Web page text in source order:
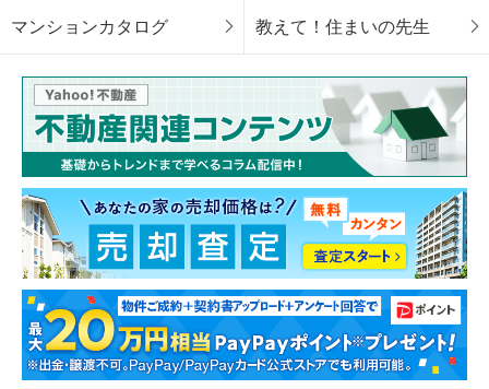
マンションカタログ 教えて！住まいの先生